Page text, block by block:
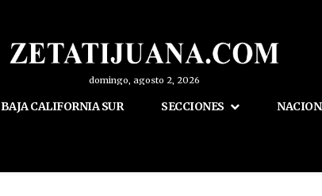
domingo, agosto 2, 2026
BAJA CALIFORNIA SUR SECCIONES